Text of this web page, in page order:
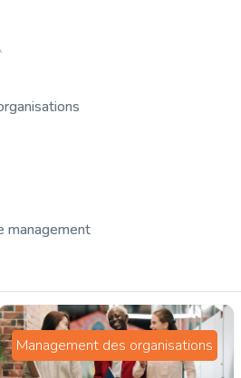
management
Management des organisations